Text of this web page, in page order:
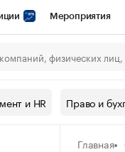
Мероприятия
СПб
Рынок наличной
и HR Право и
Главная